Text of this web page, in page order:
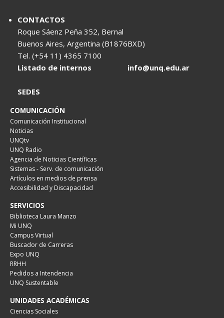
CONTACTOS
Roque Sáenz Peña 352, Bernal
Buenos Aires, Argentina (B1876BXD)
Tel. (+54 11) 4365 7100
Listado de internos
info@unq.edu.ar
SEDES
COMUNICACIÓN
Comunicación Institucional
Noticias
UNQtv
UNQ Radio
Agencia de Noticias Científicas
Sistemas - Serv. de comunicación
Artículos en medios de prensa
Accesibilidad y Discapacidad
SERVICIOS
Biblioteca Laura Manzo
Mi UNQ
Campus Virtual
Buscador de Carreras
Expo UNQ
RRHH
Pedidos a Intendencia
UNQ Sustentable
UNIDADES ACADÉMICAS
Ciencias Sociales